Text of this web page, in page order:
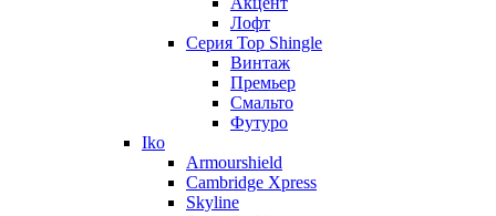
Лофт
Серия Top Shingle
Винтаж
Премьер
Смальто
Футуро
Iko
Armourshield
Cambridge Xpress
Skyline